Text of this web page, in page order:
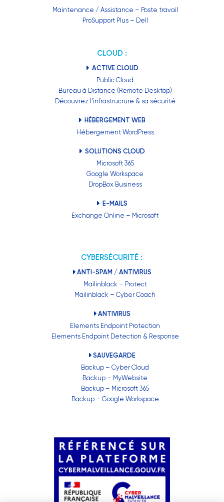
Maintenance / Assistance – Poste travail
ProSupport Plus – Dell
CLOUD :
ACTIVE CLOUD
Public Cloud
Bureau à Distance (Remote Desktop)
Découvrez l’infrastrucrure & sa sécurité
HÉBERGEMENT WEB
Hébergement WordPress
SOLUTIONS CLOUD
Microsoft 365
Google Workspace
DropBox Business
E-MAILS
Exchange Online – Microsoft
CYBERSÉCURITÉ :
ANTI-SPAM / ANTIVIRUS
Mailinblack – Protect
Mailinblack – Cyber Coach
ANTIVIRUS
Elements Endpoint Protection
Elements Endpoint Detection & Response
SAUVEGARDE
Backup – Cyber Cloud
Backup – MyWebsite
Backup – Microsoft 365
Backup – Google Workspace